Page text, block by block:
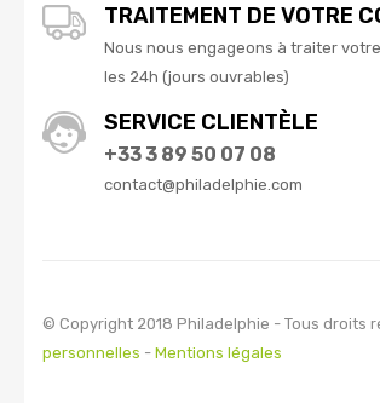
TRAITEMENT DE VOTRE
Nous nous engageons à traiter
les 24h (jours ouvrables)
SERVICE CLIENTÈLE
+33 3 89 50 07 08
contact@philadelphie.com
© Copyright 2018 Philadelphie - Tous droits
personnelles - Mentions légales